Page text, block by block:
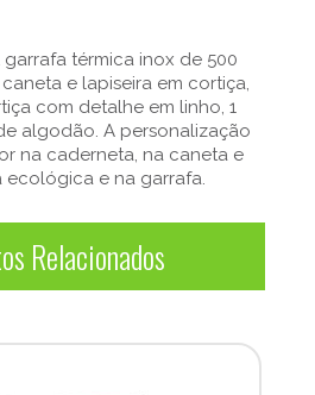
térmica inox de 500
e lapiseira em cortiça,
com detalhe em linho, 1
algodão. A personalização
na caderneta, na caneta e
ecológica e na garrafa.
Relacionados